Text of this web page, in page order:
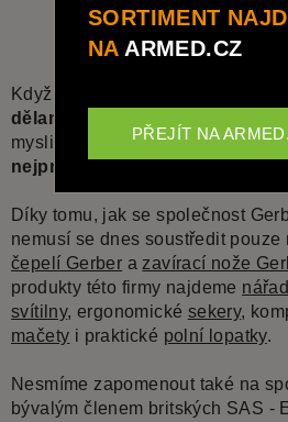
NÁSTROJE
Když v roce 1939 začala firma
dělané nože
jako dárkové
mysli, že o 70 let později bude
nejprodávanějších výrobců
Díky tomu, jak se společnost
nemusí se dnes soustředit pouze
čepelí Gerber a zavírací nože
produkty této firmy najdeme
svítilny, ergonomické sekery,
mačety i praktické polní lopatky.
Nesmíme zapomenout také na
bývalým členem britských SAS -
SORTIMENT
NA ARMED.CZ
PŘEJÍT NA